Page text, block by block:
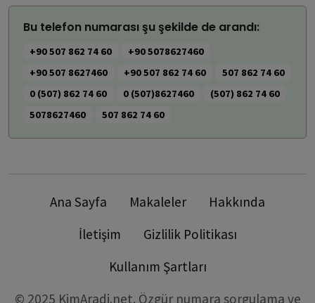
Bu telefon numarası şu şekilde de arandı:
+90 507 862 74 60
+90 5078627460
+90 507 8627460
+90 507 862 74 60
507 862 74 60
0 (507) 862 74 60
0 (507)8627460
(507) 862 74 60
5078627460
507 862 74 60
Ana Sayfa Makaleler
Hakkında
İletişim
Gizlilik Politikası
Kullanım Şartları
© 2025 KimAradi.net. Özgür numara sorgulama ve